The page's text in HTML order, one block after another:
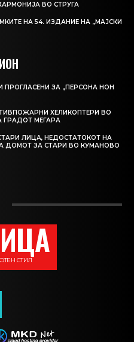
ВО СТРУГА
НА 54. ИЗДАНИЕ НА „МАЈСКИ
ЗА „ПЕРСОНА НОН
ХЕЛИКОПТЕРИ ВО
ГРАДОТ МЕГАРА
ЛИЦА, НЕДОСТАТОКОТ НА
ДОМОТ ЗА СТАРИ ВО КУМАНОВО
СТИЛ